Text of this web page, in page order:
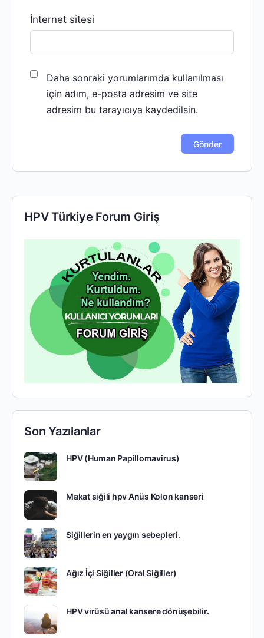
İnternet sitesi
Daha sonraki yorumlarımda kullanılması
için adım, e-posta adresim ve site
adresim bu tarayıcıya kaydedilsin.
HPV Türkiye Forum Giriş
Son Yazılanlar
HPV (Human Papillomavirus)
Makat siğili hpv Anüs Kolon kanseri
Siğillerin en yaygın sebepleri.
Ağız İçi Siğiller (Oral Siğiller)
HPV virüsü anal kansere dönüşebilir.